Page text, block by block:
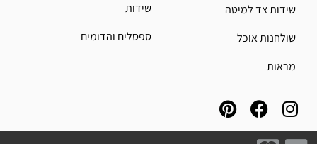
שידות צד למיטה
שולחנות אוכל
מראות
שידות
ספסלים והדומים